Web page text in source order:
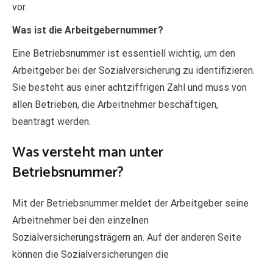
vor.
Was ist die Arbeitgebernummer?
Eine Betriebsnummer ist essentiell wichtig, um den
Arbeitgeber bei der Sozialversicherung zu identifizieren.
Sie besteht aus einer achtziffrigen Zahl und muss von
allen Betrieben, die Arbeitnehmer beschäftigen,
beantragt werden.
Was versteht man unter
Betriebsnummer?
Mit der Betriebsnummer meldet der Arbeitgeber seine
Arbeitnehmer bei den einzelnen
Sozialversicherungsträgern an. Auf der anderen Seite
können die Sozialversicherungen die